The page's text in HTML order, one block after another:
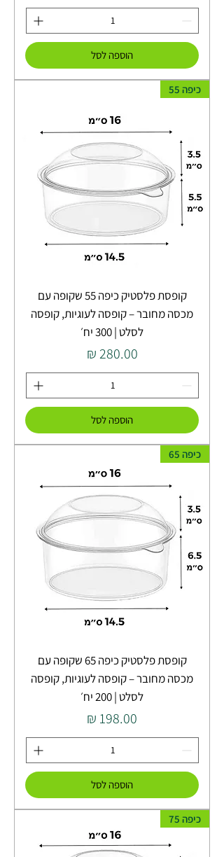
הוספה לסל
כיפה 55
קופסת פלסטיק כיפה 55 שקופה עם
מכסה מחובר – קופסה לעוגיות, קופסה
לסלט | 300 יח׳
מחיר
הוספה לסל
כיפה 65
קופסת פלסטיק כיפה 65 שקופה עם
מכסה מחובר – קופסה לעוגיות, קופסה
לסלט | 200 יח׳
מחיר
הוספה לסל
כיפה 75